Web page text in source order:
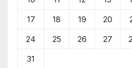
17 18 19 20
24 25 26 27
31